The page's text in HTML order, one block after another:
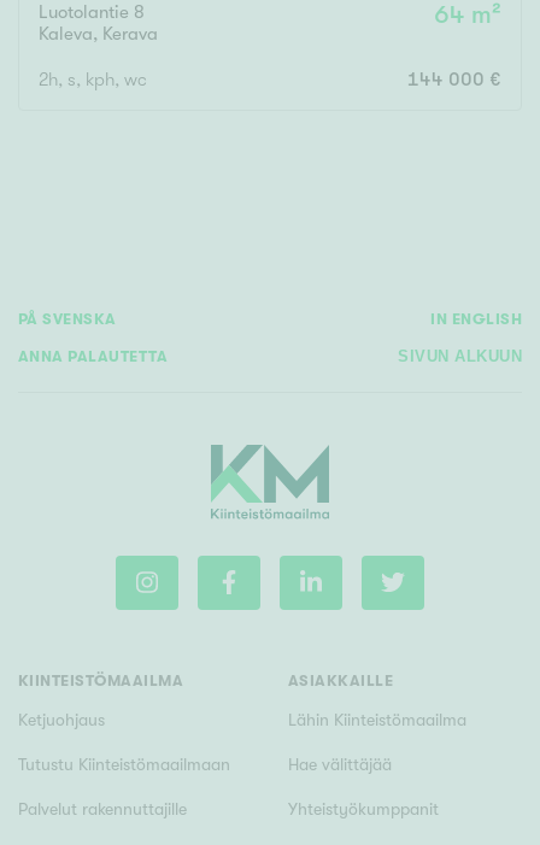
Luotolantie 8
Kaleva, Kerava
64 m²
2h, s, kph, wc 144 000 €
PÅ SVENSKA IN ENGLISH
ANNA PALAUTETTA SIVUN ALKUUN
KIINTEISTÖMAAILMA
Ketjuohjaus
Tutustu Kiinteistömaailmaan
Palvelut rakennuttajille
ASIAKKAILLE
Lähin Kiinteistömaailma
Hae välittäjää
Yhteistyökumppanit